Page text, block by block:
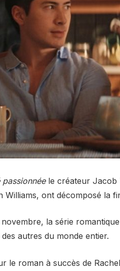
passionnéele créateur Jacob
Williams, ont décomposé la
novembre, la série
autres du monde entier.
le roman à succès de